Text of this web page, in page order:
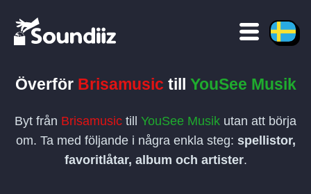
Överför Brisamusic till YouSee Musik
Byt från Brisamusic till YouSee Musik utan att börja
om. Ta med följande i några enkla steg: spellistor,
favoritlåtar, album och artister.